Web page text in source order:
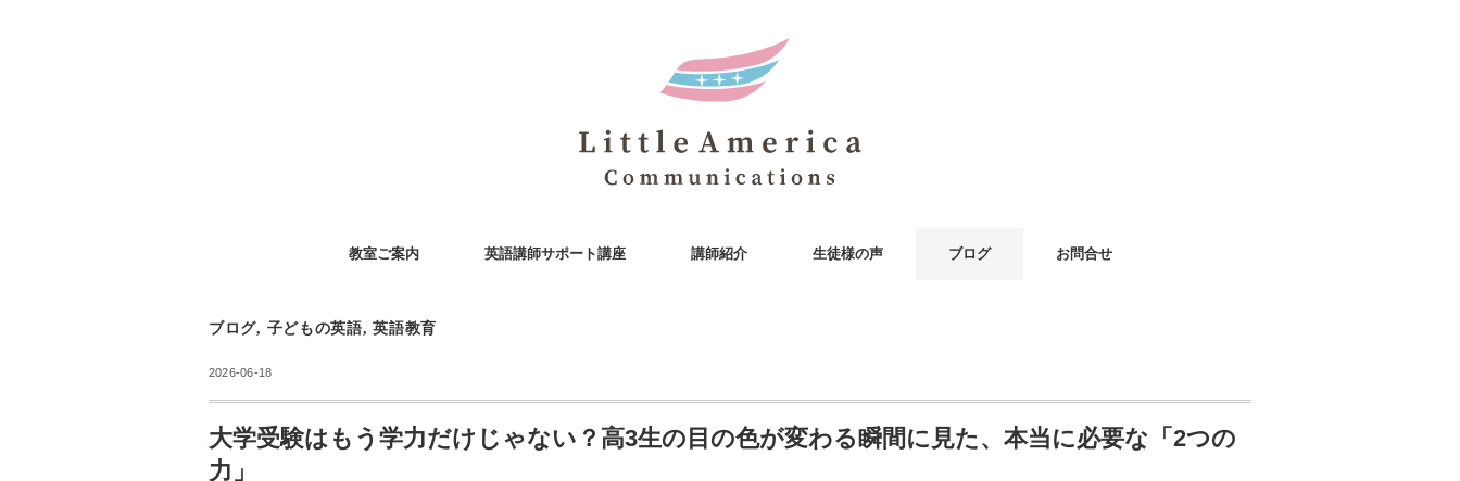
教室ご案内 英語講師サポート講座 講師紹介 生徒様の声 ブログ お問合せ
ブログ, 子どもの英語,英語教育
2026-06-18
大学受験はもう学力だけじゃない？高3生の目の色が変わる瞬間に見た、本当に必要な「2つの
力」